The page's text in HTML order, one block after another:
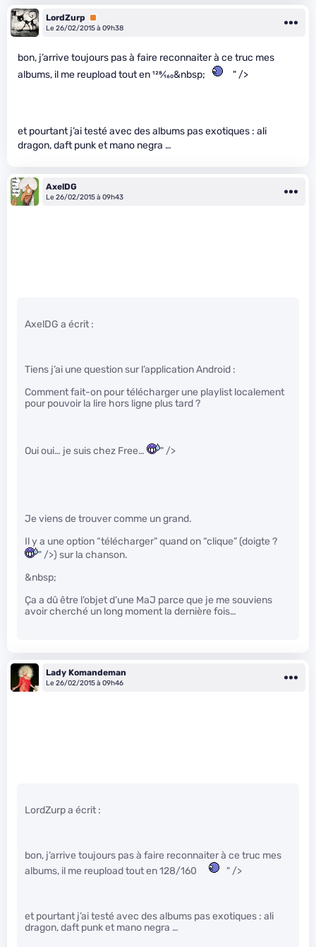
LordZurp
Premium
Le 26/02/2015 à 09h38
bon, j’arrive toujours pas à faire reconnaiter à ce truc mes
albums, il me reupload tout en128⁄160&nbsp; " />
et pourtant j’ai testé avec des albums pas exotiques : ali
dragon, daft punk et mano negra …
AxelDG
Le 26/02/2015 à 09h43
AxelDG a écrit :
Tiens j’ai une question sur l’application Android :
Comment fait-on pour télécharger une playlist localement
pour pouvoir la lire hors ligne plus tard ?
Oui oui… je suis chez Free… " />
Je viens de trouver comme un grand.
Il y a une option “télécharger” quand on “clique” (doigte ?
" />) sur la chanson.
&nbsp;
Ça a dû être l’objet d’une MaJ parce que je me souviens
avoir cherché un long moment la dernière fois…
Lady Komandeman
Le 26/02/2015 à 09h46
LordZurp a écrit :
bon, j’arrive toujours pas à faire reconnaiter à ce truc mes
albums, il me reupload tout en 128/160
" />
et pourtant j’ai testé avec des albums pas exotiques : ali
dragon, daft punk et mano negra …